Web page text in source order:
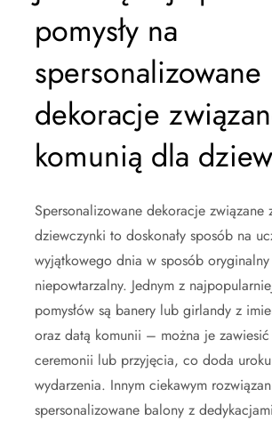
pomysły na
spersonalizowane
dekoracje
komunią dla
Spersonalizowane dekoracje związane
dziewczynki to doskonały sposób na
wyjątkowego dnia w sposób
niepowtarzalny. Jednym z
pomysłów są banery lub girlandy z
oraz datą komunii – można je
ceremonii lub przyjęcia, co doda
wydarzenia. Innym ciekawym
spersonalizowane balony z